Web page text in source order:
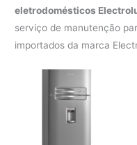
eletrodomésticos
serviço de manutenção
importados da marca